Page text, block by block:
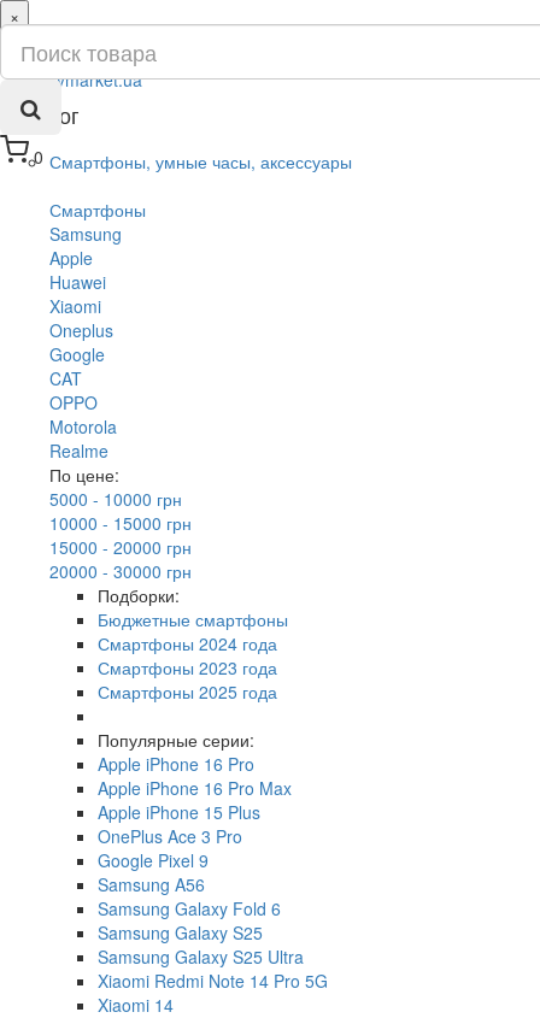
0
×
ru
ua
Каталог
Смартфоны, умные часы, аксессуары
Смартфоны
Samsung
Apple
Huawei
Xiaomi
Oneplus
Google
CAT
OPPO
Motorola
Realme
По цене:
5000 - 10000 грн
10000 - 15000 грн
15000 - 20000 грн
20000 - 30000 грн
Подборки:
Бюджетные смартфоны
Смартфоны 2024 года
Смартфоны 2023 года
Смартфоны 2025 года
Популярные серии:
Apple iPhone 16 Pro
Apple iPhone 16 Pro Max
Apple iPhone 15 Plus
OnePlus Ace 3 Pro
Google Pixel 9
Samsung A56
Samsung Galaxy Fold 6
Samsung Galaxy S25
Samsung Galaxy S25 Ultra
Xiaomi Redmi Note 14 Pro 5G
Xiaomi 14